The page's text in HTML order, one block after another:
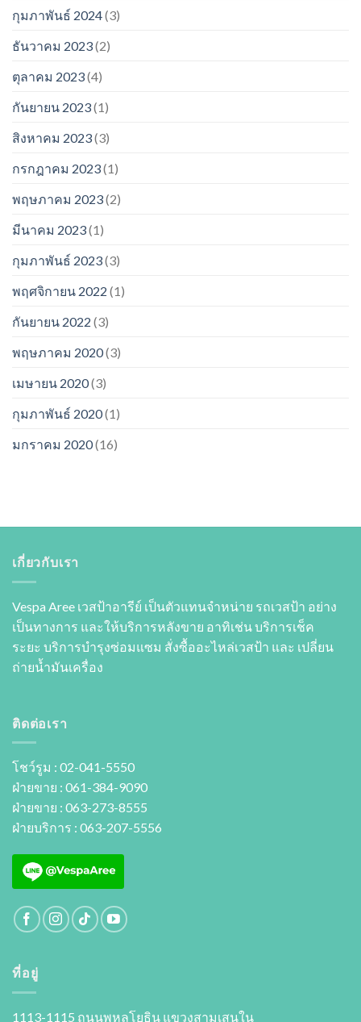
กุมภาพันธ์ 2024(3)
ธันวาคม 2023(2)
ตุลาคม 2023(4)
กันยายน 2023(1)
สิงหาคม 2023(3)
กรกฎาคม 2023(1)
พฤษภาคม 2023(2)
มีนาคม 2023(1)
กุมภาพันธ์ 2023(3)
พฤศจิกายน 2022 (1)
กันยายน 2022 (3)
พฤษภาคม 2020(3)
เมษายน 2020(3)
กุมภาพันธ์ 2020(1)
มกราคม 2020(16)
เกี่ยวกับเรา
Vespa Aree เวสป้าอารีย์ เป็นตัวแทนจำหน่าย รถเวสป้า อย่าง
เป็นทางการ และให้บริการหลังขาย อาทิเช่น บริการเช็ค
ระยะ บริการบำรุงซ่อมแซม สั่งซื้ออะไหล่เวสป้า และ เปลี่ยน
ถ่ายนํ้ามันเครื่อง
ติดต่อเรา
โชว์รูม : 02-041-5550
ฝ่ายขาย : 061-384-9090
ฝ่ายขาย : 063-273-8555
ฝ่ายบริการ : 063-207-5556
ที่อยู่
1113-1115 ถนนพหลโยธิน แขวงสามเสนใน